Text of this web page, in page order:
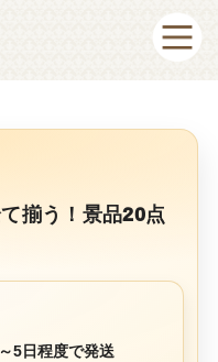
揃う！景品20点
5日程度で発送